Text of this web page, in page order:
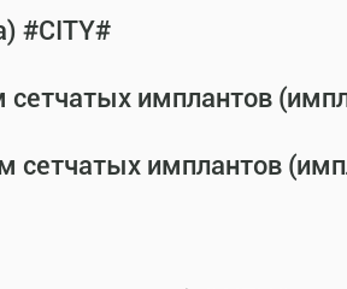
#CITY#
сетчатых имплантов
сетчатых имплантов